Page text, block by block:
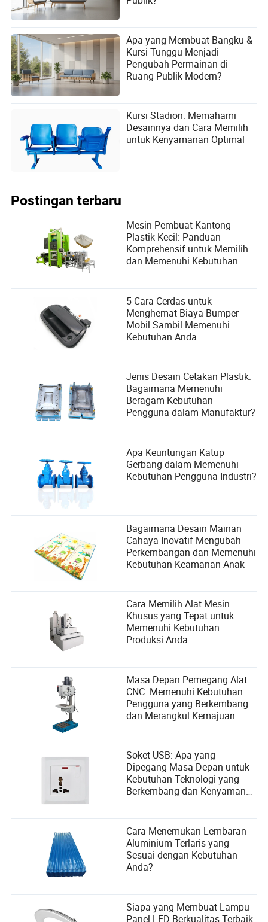
Apa yang Membuat Bangku &
Kursi Tunggu Menjadi
Pengubah Permainan di
Ruang Publik Modern?
Kursi Stadion: Memahami
Desainnya dan Cara Memilih
untuk Kenyamanan Optimal
Postingan terbaru
Mesin Pembuat Kantong
Plastik Kecil: Panduan
Komprehensif untuk Memilih
dan Memenuhi Kebutuhan
5 Cara Cerdas untuk
Menghemat Biaya Bumper
Mobil Sambil Memenuhi
Kebutuhan Anda
Jenis Desain Cetakan Plastik:
Bagaimana Memenuhi
Beragam Kebutuhan
Pengguna dalam Manufaktur?
Apa Keuntungan Katup
Gerbang dalam Memenuhi
Kebutuhan Pengguna Industri?
Bagaimana Desain Mainan
Cahaya Inovatif Mengubah
Perkembangan dan Memenuhi
Kebutuhan Keamanan Anak
Cara Memilih Alat Mesin
Khusus yang Tepat untuk
Memenuhi Kebutuhan
Produksi Anda
Masa Depan Pemegang Alat
CNC: Memenuhi Kebutuhan
Pengguna yang Berkembang
dan Merangkul Kemajuan
Soket USB: Apa yang
Dipegang Masa Depan untuk
Kebutuhan Teknologi yang
Berkembang dan Kenyamanan
Cara Menemukan Lembaran
Aluminium Terlaris yang
Sesuai dengan Kebutuhan
Anda?
Siapa yang Membuat Lampu
Panel LED Berkualitas Terbaik